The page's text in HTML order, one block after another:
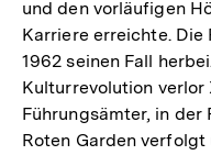
und den vorläufigen
Karriere erreichte.
1962 seinen Fall
Kulturrevolution verlor
Führungsämter, in der
Roten Garden